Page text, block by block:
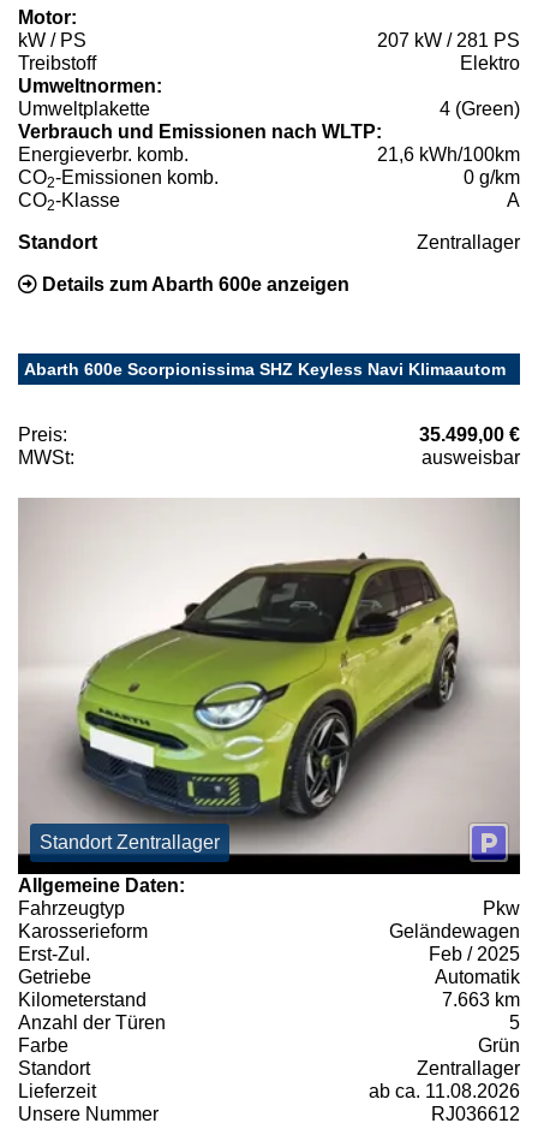
Motor:
kW / PS
207 kW / 281 PS
Treibstoff
Elektro
Umweltnormen:
Umweltplakette
4 (Green)
Verbrauch und Emissionen nach WLTP:
Energieverbr. komb.
21,6 kWh/100km
CO2-Emissionen komb.
0 g/km
CO2-Klasse A
Standort Zentrallager
Details zum Abarth 600e anzeigen
Abarth 600e Scorpionissima SHZ Keyless Navi Klimaautom
Preis:
35.499,00 €
MWSt:
ausweisbar
Standort Zentrallager
Allgemeine Daten:
Fahrzeugtyp
Pkw
Karosserieform
Geländewagen
Erst-Zul.
Feb / 2025
Getriebe
Automatik
Kilometerstand
7.663 km
Anzahl der Türen
5
Farbe
Grün
Standort
Zentrallager
Lieferzeit
ab ca. 11.08.2026
Unsere Nummer
RJ036612